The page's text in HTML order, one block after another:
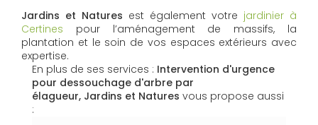
Jardins et Natures est également votre jardinier à
Certines pour l’aménagement de massifs, la
plantation et le soin de vos espaces extérieurs avec
expertise.
En plus de ses services : Intervention d'urgence
pour dessouchage d'arbre par
élagueur, Jardins et Natures vous propose aussi
: